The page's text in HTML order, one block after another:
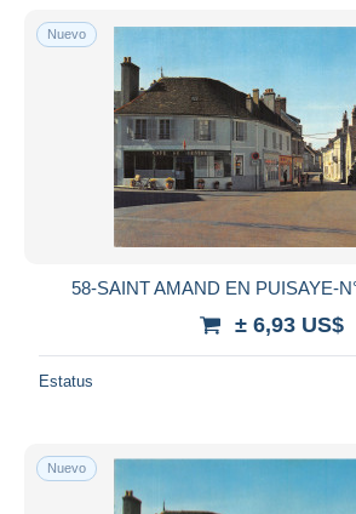
Sólo con descuento
Envío gratis
Métodos de pago
PayPal
Transferencia bancaria
Visa
Mastercard
Deseleccionar todo
Mundo entero
Nuevo
58-SAINT AMAND EN PUISAYE-
± 6,93 US$
Estatus
Nuevo